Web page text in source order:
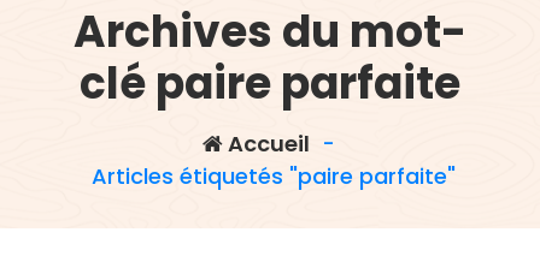
Archives du mot-
clé paire parfaite
Accueil -
Articles étiquetés "paire parfaite"
baskets femme,boutiques en
en france,confort et praticité des
achats en ,designs audacieux